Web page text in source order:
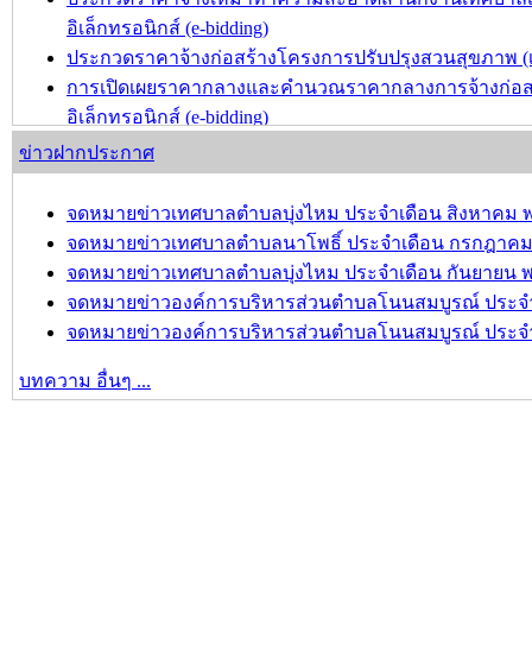
อิเล็กทรอนิกส์ (e-bidding)
ประกวดราคาจ้างก่อสร้างโครงการปรับปรุงสวนสุขภาพ
การเปิดเผยราคากลางและคำนวณราคากลางการจ้างก่
อิเล็กทรอนิกส์ (e-bidding)
ประกวดราคาจ้างก่อสร้างโครงการปรับปรุงผิวจราจรแ
ประกวดราคาอิเล็กทรอนิกส์ (e-bidding)
บทความ อื่นๆ ...
ข่าวฝากประกาศ
จดหมายข่าวเทศบาลตำบลบุ่งไหม ประจำเดือน สิงหาคม
จดหมายข่าวเทศบาลตำบลนาโพธิ์ ประจำเดือน กรกฎาคม
จดหมายข่าวเทศบาลตำบลบุ่งไหม ประจำเดือน กันยายน พ
จดหมายข่าวองค์การบริหารส่วนตำบลโนนสมบูรณ์ ประจ
จดหมายข่าวองค์การบริหารส่วนตำบลโนนสมบูรณ์ ประจ
บทความ อื่นๆ ...